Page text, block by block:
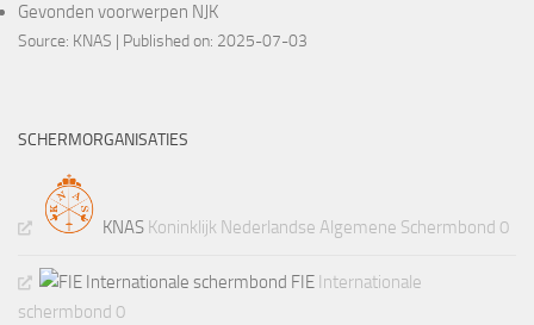
Gevonden voorwerpen NJK
Source: KNAS Published on: 2025-07-03
SCHERMORGANISATIES
KNAS Koninklijk Nederlandse Algemene Schermbond 0
FIE Internationale
schermbond 0